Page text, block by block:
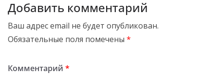
Добавить комментарий
Ваш адрес email не будет опубликован.
Обязательные поля помечены *
Комментарий *